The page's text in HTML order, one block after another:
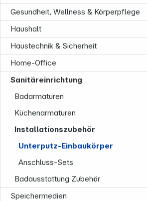
Gesundheit, Wellness & Körperpflege
Haushalt
Haustechnik & Sicherheit
Home-Office
Sanitäreinrichtung
Badarmaturen
Küchenarmaturen
Installationszubehör
Unterputz-Einbaukörper
Anschluss-Sets
Badausstattung Zubehör
Speichermedien
Service
Folgen Sie uns auf